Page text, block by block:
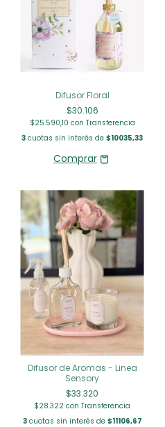
Difusor Floral
$30.106
$25.590,10 con Transferencia
3 cuotas sin interés de $10035,33
Difusor de Aromas - Linea
Sensory
$33.320
$28.322 con Transferencia
3cuotas sin interés de $11106,67